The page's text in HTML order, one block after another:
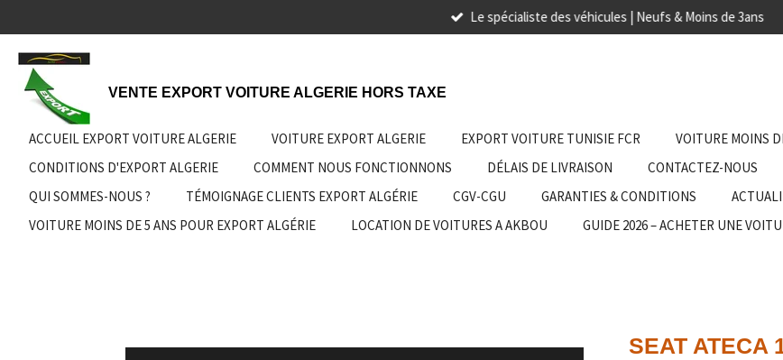
au
contenu
principal
Le spécialiste des véhicules | Neufs & Moins de 3ans
VENTE EXPORT VOITURE ALGERIE HORS TAXE
ACCUEIL EXPORT VOITURE ALGERIE VOITURE EXPORT ALGERIE EXPORT VOITURE TUNISIE FCR VOITURE MOINS
CONDITIONS D'EXPORT ALGERIE
COMMENT NOUS FONCTIONNONS DÉLAIS DE LIVRAISON CONTACTEZ-NOUS
QUI SOMMES-NOUS ?
TÉMOIGNAGE CLIENTS EXPORT ALGÉRIE CGV-CGU GARANTIES & CONDITIONS
VOITURE MOINS DE 5 ANS POUR EXPORT ALGÉRIE
LOCATION DE VOITURES A AKBOU
GUIDE 2026 – ACHETER UNE
SEAT ATECA